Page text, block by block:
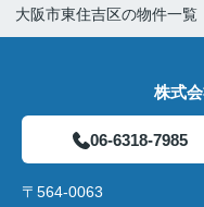
大阪市東住吉区の物件一覧
株式
06-6318-7985
〒564-0063